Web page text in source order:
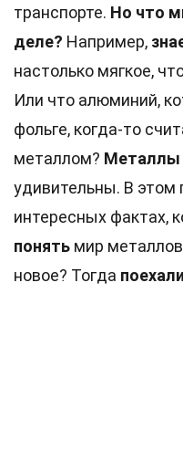
транспорте. Но что
деле? Например,
настолько мягкое,
Или что алюминий,
фольге, когда-то
металлом? Металлы
удивительны. В этом
интересных фактах,
понять мир
новое? Тогда